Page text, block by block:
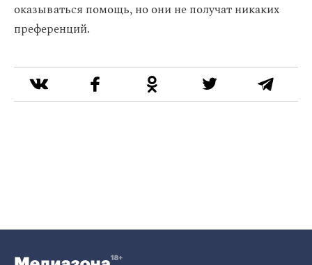
оказываться помощь, но они не получат никаких
преференций.